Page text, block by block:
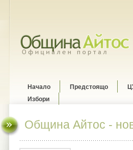
Начало Предстоящо
Избори
Община Айтос -